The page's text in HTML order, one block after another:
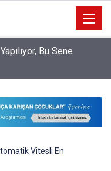
Bu Sene
Vitesli En